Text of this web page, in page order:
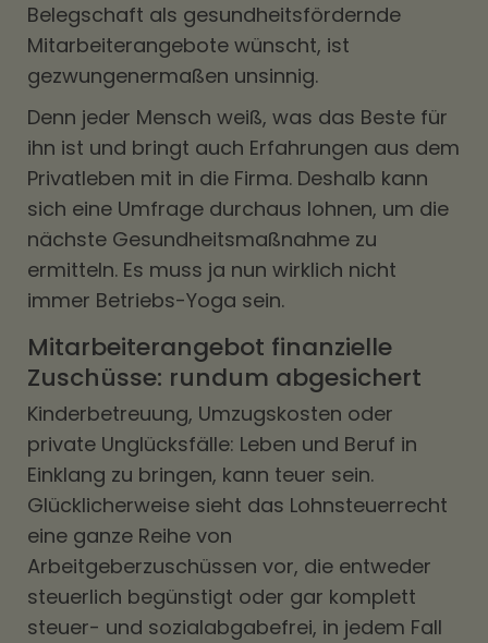
Belegschaft als gesundheitsfördernde
Mitarbeiterangebote wünscht, ist
gezwungenermaßen unsinnig.
Denn jeder Mensch weiß, was das Beste für
ihn ist und bringt auch Erfahrungen aus dem
Privatleben mit in die Firma. Deshalb kann
sich eine Umfrage durchaus lohnen, um die
nächste Gesundheitsmaßnahme zu
ermitteln. Es muss ja nun wirklich nicht
immer Betriebs-Yoga sein.
Mitarbeiterangebot finanzielle
Zuschüsse: rundum abgesichert
Kinderbetreuung, Umzugskosten oder
private Unglücksfälle: Leben und Beruf in
Einklang zu bringen, kann teuer sein.
Glücklicherweise sieht das Lohnsteuerrecht
eine ganze Reihe von
Arbeitgeberzuschüssen vor, die entweder
steuerlich begünstigt oder gar komplett
steuer- und sozialabgabefrei, in jedem Fall